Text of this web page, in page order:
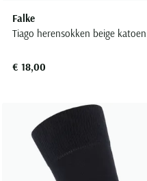
Falke
Tiago herensokken beige
€ 18,00
aan favorieten